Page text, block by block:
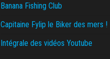
Banana Fishing Club
Capitaine Fylip le Biker des mers !
Intégrale des vidéos Youtube